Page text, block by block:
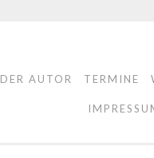
DER AUTOR TERMINE